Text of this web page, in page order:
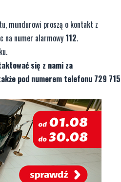
mundurowi proszą o kontakt z
na numer alarmowy 112.
się z nami za
pod numerem telefonu 729 715